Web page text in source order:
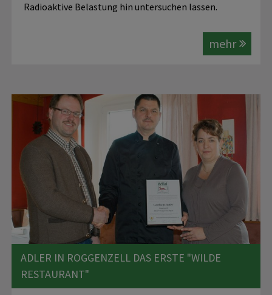
Radioaktive Belastung hin untersuchen lassen.
mehr
ADLER IN ROGGENZELL DAS ERSTE "WILDE
RESTAURANT"